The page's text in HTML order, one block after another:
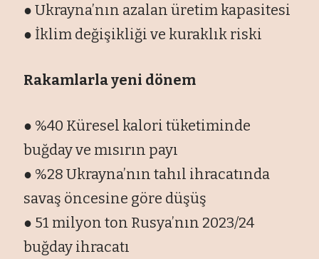
● Ukrayna’nın azalan üretim kapasitesi
● İklim değişikliği ve kuraklık riski
Rakamlarla yeni dönem
● %40 Küresel kalori tüketiminde
buğday ve mısırın payı
● %28 Ukrayna’nın tahıl ihracatında
savaş öncesine göre düşüş
● 51 milyon ton Rusya’nın 2023/24
buğday ihracatı